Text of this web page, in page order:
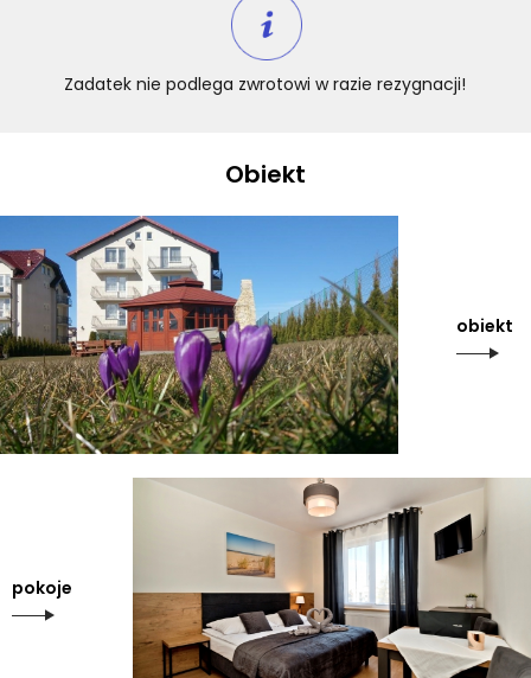
Zadatek nie podlega zwrotowi w razie rezygnacji!
obiekt
Obiekt
pokoje